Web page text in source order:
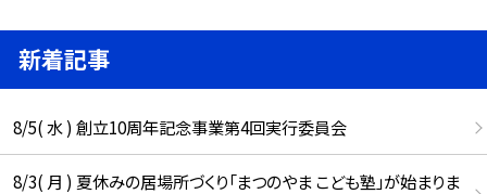
新着記事
8/5( 水 ) 創立10周年記念事業第4回実行委員会
8/3( 月 ) 夏休みの居場所づくり「まつのやま こども塾」が始まりま